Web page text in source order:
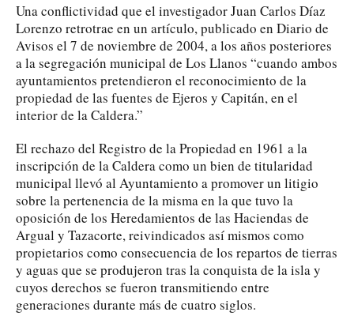
Una conflictividad que el investigador Juan Carlos Díaz
Lorenzo retrotrae en un artículo, publicado en Diario de
Avisos el 7 de noviembre de 2004, a los años posteriores
a la segregación municipal de Los Llanos “cuando ambos
ayuntamientos pretendieron el reconocimiento de la
propiedad de las fuentes de Ejeros y Capitán, en el
interior de la Caldera.”
El rechazo del Registro de la Propiedad en 1961 a la
inscripción de la Caldera como un bien de titularidad
municipal llevó al Ayuntamiento a promover un litigio
sobre la pertenencia de la misma en la que tuvo la
oposición de los Heredamientos de las Haciendas de
Argual y Tazacorte, reivindicados así mismos como
propietarios como consecuencia de los repartos de tierras
y aguas que se produjeron tras la conquista de la isla y
cuyos derechos se fueron transmitiendo entre
generaciones durante más de cuatro siglos.